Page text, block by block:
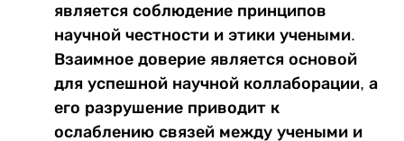
является соблюдение принципов
научной честности и этики учеными.
Взаимное доверие является основой
для успешной научной коллаборации, а
его разрушение приводит к
ослаблению связей между учеными и